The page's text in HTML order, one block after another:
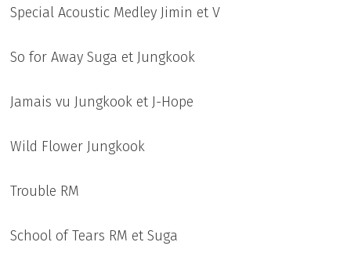
Special Acoustic Medley Jimin et V
So for Away Suga et Jungkook
Jamais vu Jungkook et J-Hope
Wild Flower Jungkook
Trouble RM
School of Tears RM et Suga